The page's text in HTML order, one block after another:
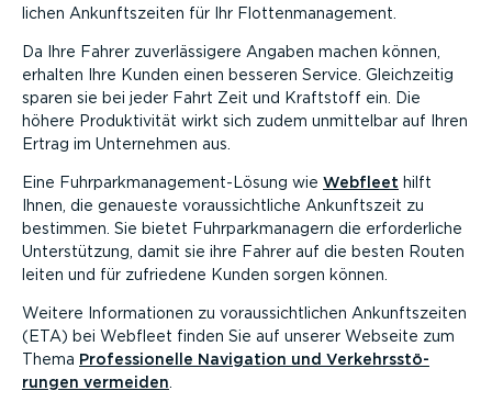
lichen Ankunfts­zeiten für Ihr Flotten­ma­nagement.
Da Ihre Fahrer zuver­läs­sigere Angaben machen können,
erhalten Ihre Kunden einen besseren Service. Gleich­zeitig
sparen sie bei jeder Fahrt Zeit und Kraftstoff ein. Die
höhere Produk­ti­vität wirkt sich zudem unmittelbar auf Ihren
Ertrag im Unternehmen aus.
Eine Fuhrpark­management-Lösung wie Webfleet hilft
Ihnen, die genaueste voraus­sicht­liche Ankunftszeit zu
bestimmen. Sie bietet Fuhrpark­ma­nagern die erfor­der­liche
Unter­stützung, damit sie ihre Fahrer auf die besten Routen
leiten und für zufriedene Kunden sorgen können.
Weitere Infor­ma­tionen zu voraus­sicht­lichen Ankunfts­zeiten
(ETA) bei Webfleet finden Sie auf unserer Webseite zum
Thema Profes­sio­nelle Navigation und Verkehrs­stö­
rungen vermeiden